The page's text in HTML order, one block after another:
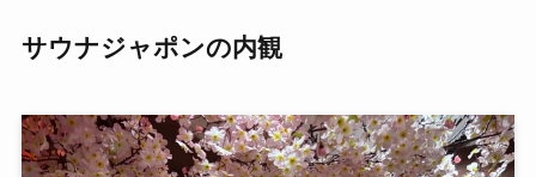
サウナジャポンの内観